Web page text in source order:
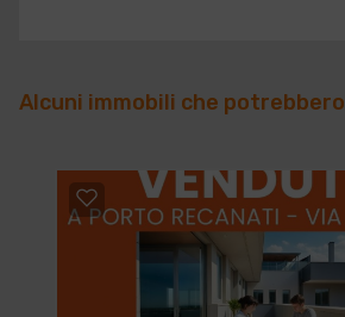
Alcuni immobili che